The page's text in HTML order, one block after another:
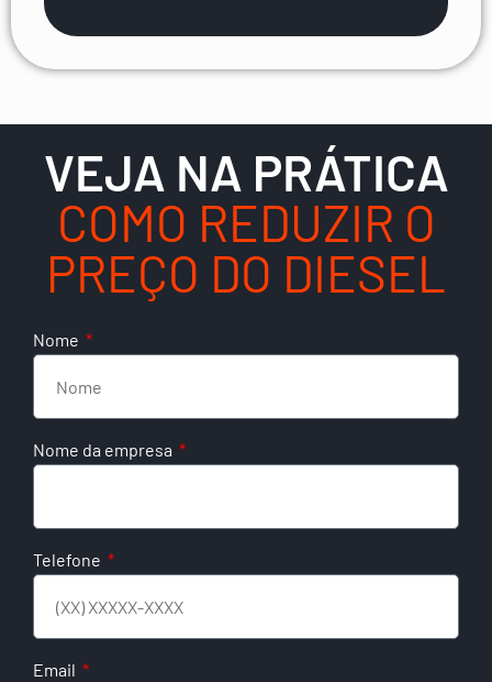
VEJA NA PRÁTICA
COMO REDUZIR O
PREÇO DO DIESEL
Nome
Nome da empresa
Telefone
Email